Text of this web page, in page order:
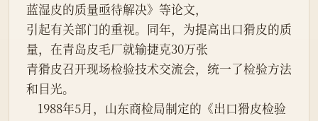
蓝湿皮的质量亟待解决》等论文，
引起有关部门的重视。同年，为提高出口猾皮的质
量，在青岛皮毛厂就输捷克30万张
青猾皮召开现场检验技术交流会，统一了检验方法
和目光。